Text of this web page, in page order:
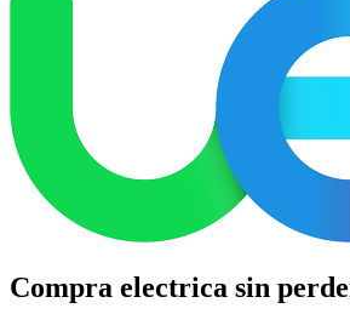
Compra electrica sin